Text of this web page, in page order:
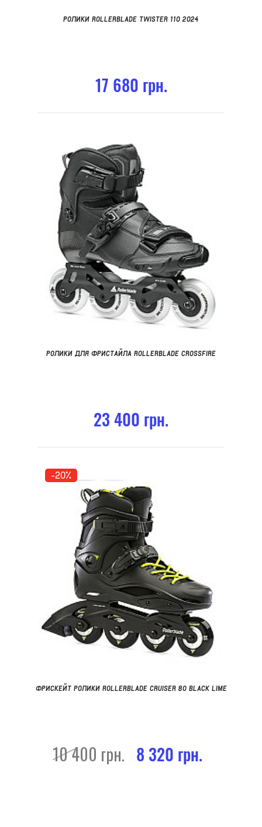
РОЛИКИ ROLLERBLADE TWISTER 110 2024
17 680 грн.
РОЛИКИ ДЛЯ ФРИСТАЙЛА ROLLERBLADE CROSSFIRE
23 400 грн.
-20%
ФРИСКЕЙТ РОЛИКИ ROLLERBLADE CRUISER 80 BLACK LIME
10 400 грн. 8 320 грн.